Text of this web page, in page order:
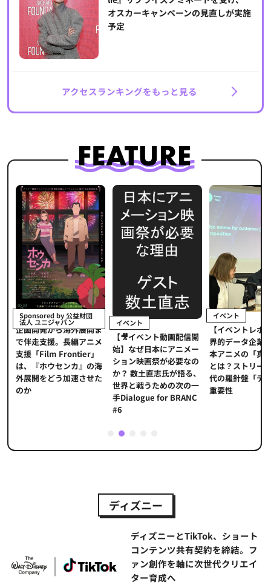
オスカーキャンペーンの見直しが実施
予定
アクセスランキングをもっと見る
Sponsored by 公益財団
法人 ユニジャパン
企画開発から海外展開ま
で伴走支援。長編アニメ
支援「Film Frontier」
は、『ホウセンカ』の海
外展開をどう加速させた
のか
イベント
【🎥イベント動画配信開
始】なぜ日本にアニメー
ション映画祭が必要なの
か？ 数土直志氏が語る、
世界と戦うための次の一
手Dialogue for BRANC
#6
イベント
【イベントレポ
界的データ企業
本アニメの「真
とは？ストリー
代の羅針盤「デ
重要性
2
ディズニー
ディズニーとTikTok、ショート
コンテンツ共有契約を締結。フ
ァン創作を軸に次世代クリエイ
ター育成へ